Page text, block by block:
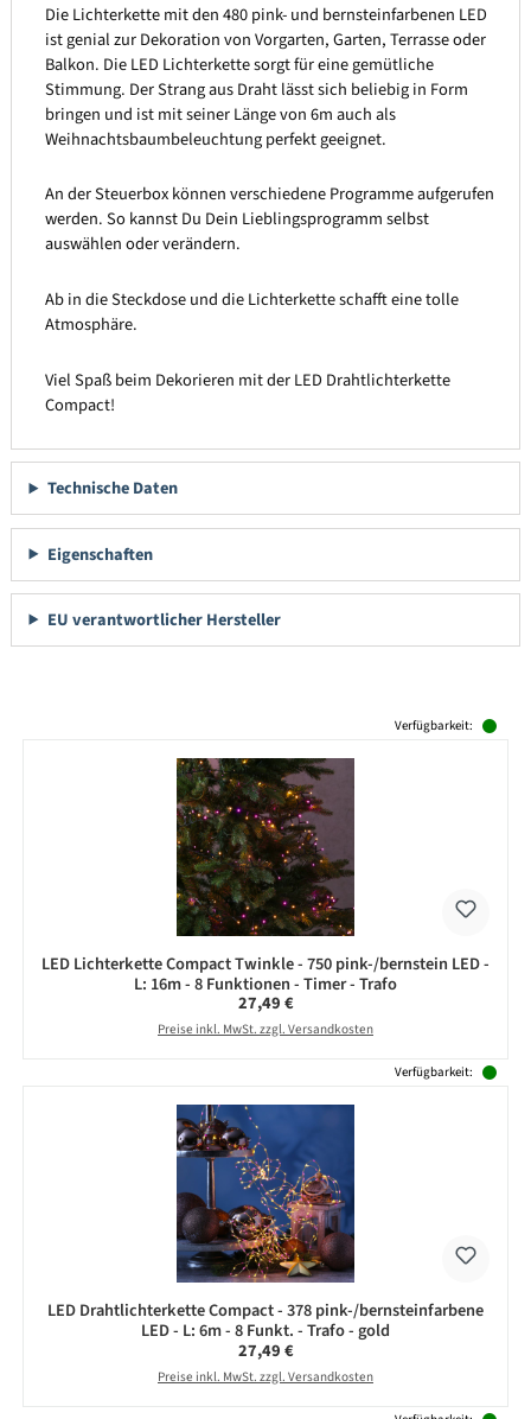
Die Lichterkette mit den 480 pink- und bernsteinfarbenen LED
ist genial zur Dekoration von Vorgarten, Garten, Terrasse oder
Balkon. Die LED Lichterkette sorgt für eine gemütliche
Stimmung. Der Strang aus Draht lässt sich beliebig in Form
bringen und ist mit seiner Länge von 6m auch als
Weihnachtsbaumbeleuchtung perfekt geeignet.
An der Steuerbox können verschiedene Programme aufgerufen
werden. So kannst Du Dein Lieblingsprogramm selbst
auswählen oder verändern.
Ab in die Steckdose und die Lichterkette schafft eine tolle
Atmosphäre.
Viel Spaß beim Dekorieren mit der LED Drahtlichterkette
Compact!
Technische Daten
Eigenschaften
EU verantwortlicher Hersteller
Verfügbarkeit:
LED Lichterkette Compact Twinkle - 750 pink-/bernstein LED -
L: 16m - 8 Funktionen - Timer - Trafo
Regulärer Preis:
27,49 €
Preise inkl. MwSt. zzgl. Versandkosten
Verfügbarkeit:
LED Drahtlichterkette Compact - 378 pink-/bernsteinfarbene
LED - L: 6m - 8 Funkt. - Trafo - gold
Regulärer Preis:
27,49 €
Preise inkl. MwSt. zzgl. Versandkosten